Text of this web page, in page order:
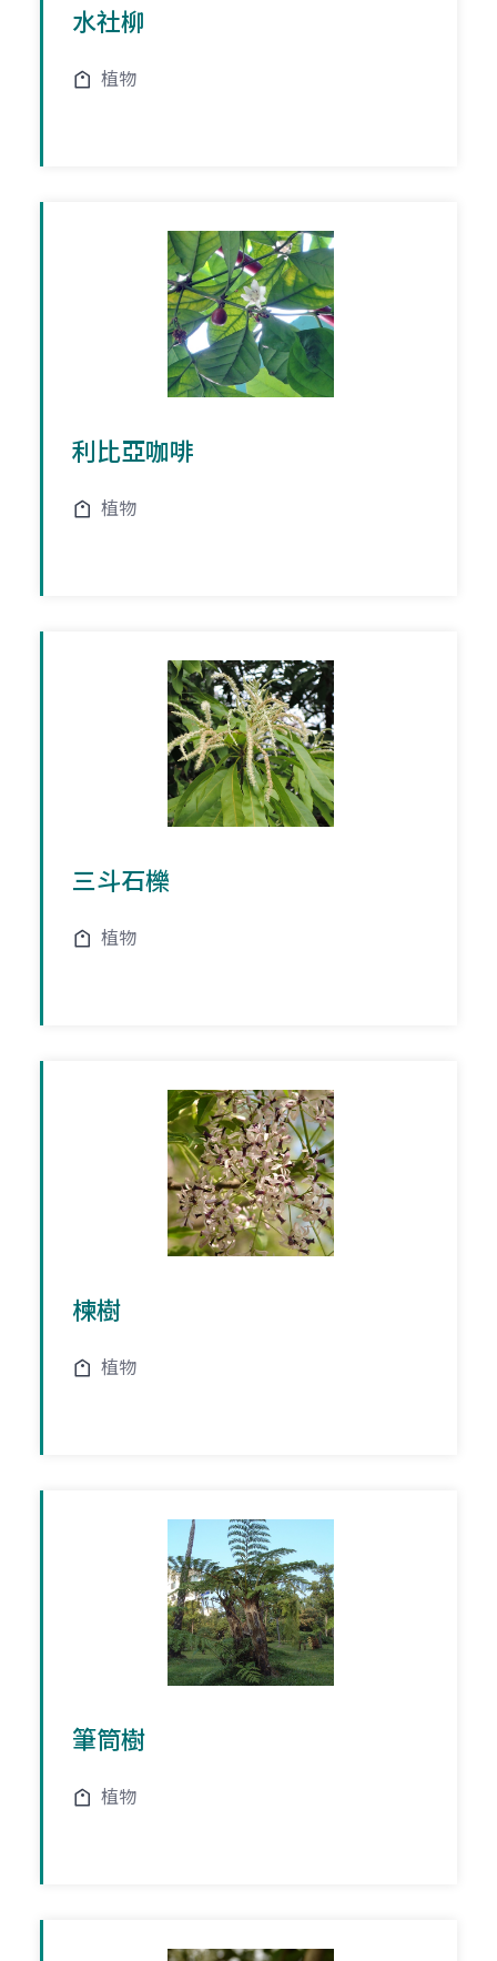
水社柳
植物
利比亞咖啡
植物
三斗石櫟
植物
楝樹
植物
筆筒樹
植物